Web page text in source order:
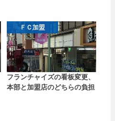
ＦＣ加盟
フランチャイズの看板変更、
本部と加盟店のどちらの負担